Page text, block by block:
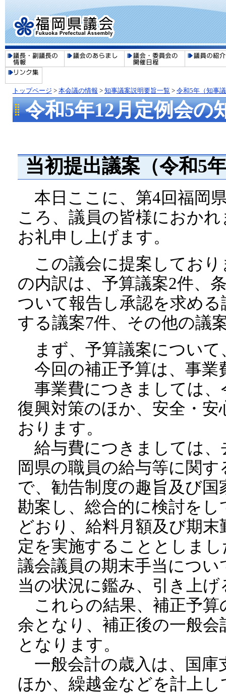
トップページ > 本会議の情報 > 知事議案説明要旨一覧 > 令和5年（知事
令和5年12月定例会の
当初提出議案（令和5
本日ここに、第4回福岡
ころ、議員の皆様におか
お礼申し上げます。
この議会に提案しており
の内訳は、予算議案2件、
ついて報告し承認を求め
する議案7件、その他の議
まず、予算議案について
今回の補正予算は、事業
事業費につきましては、
復興対策のほか、安全・
おります。
給与費につきましては、
岡県の職員の給与等に関
で、勧告制度の趣旨及び
勘案し、総合的に検討を
どおり、給料月額及び期
定を実施することとしま
議会議員の期末手当につ
当の状況に鑑み、引き上
これらの結果、補正予算
余となり、補正後の一般会
となります。
一般会計の歳入は、国庫
ほか、繰越金などを計上